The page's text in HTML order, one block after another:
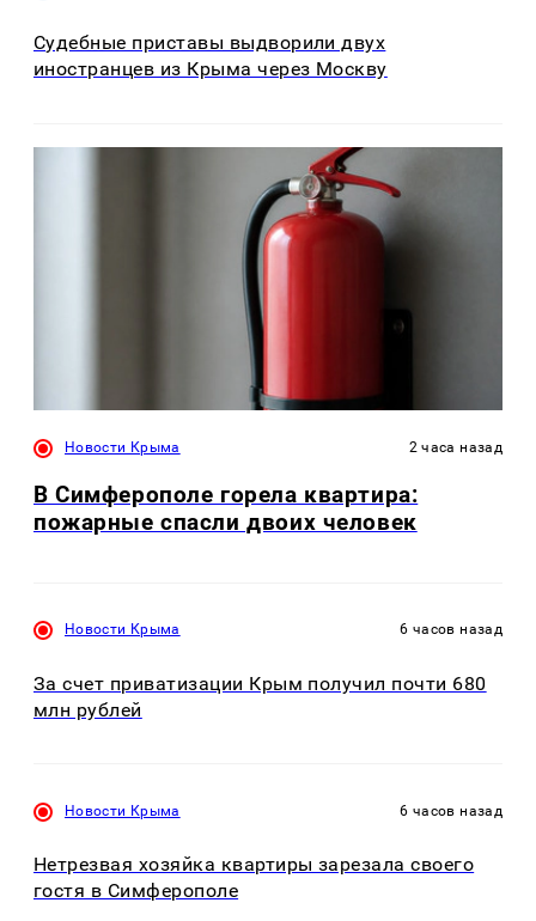
Судебные приставы выдворили двух
иностранцев из Крыма через Москву
Новости Крыма 2 часа назад
В Симферополе горела квартира:
пожарные спасли двоих человек
Новости Крыма 6 часов назад
За счет приватизации Крым получил почти 680
млн рублей
Новости Крыма 6 часов назад
Нетрезвая хозяйка квартиры зарезала своего
гостя в Симферополе